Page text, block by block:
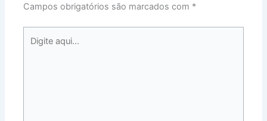
Campos obrigatórios são marcados com *
aqui...